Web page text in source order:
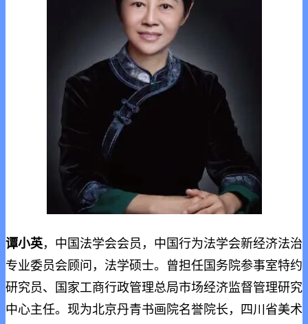
谭小英，中国法学会会员，中国行为法学会新经济法治
专业委员会顾问，法学硕士。曾担任国务院参事室特约
研究员、国家工商行政管理总局市场经济监督管理研究
中心主任。现为北京丹青书画院名誉院长，四川省美术